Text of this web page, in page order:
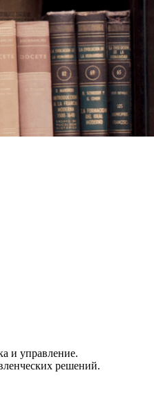
и управление.
решений.